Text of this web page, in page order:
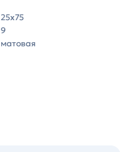
25х75
9
матовая